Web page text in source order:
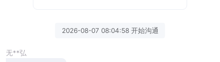
2026-08-07 08:04:58 开始沟通
无**弘